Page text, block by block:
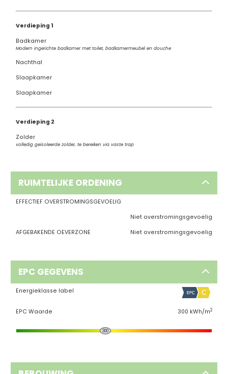
Verdieping 1
Badkamer
Modern ingerichte badkamer met toilet, badkamermeubel en douche
Nachthal
Slaapkamer
Slaapkamer
Verdieping 2
Zolder
volledig geïsoleerde zolder, te bereiken via vaste trap
RUIMTELIJKE ORDENING
EFFECTIEF OVERSTROMINGSGEVOELIG
Niet overstromingsgevoelig
AFGEBAKENDE OEVERZONE
Niet overstromingsgevoelig
EPC GEGEVENS
Energieklasse label
EPC Waarde 300 kWh/m2
300